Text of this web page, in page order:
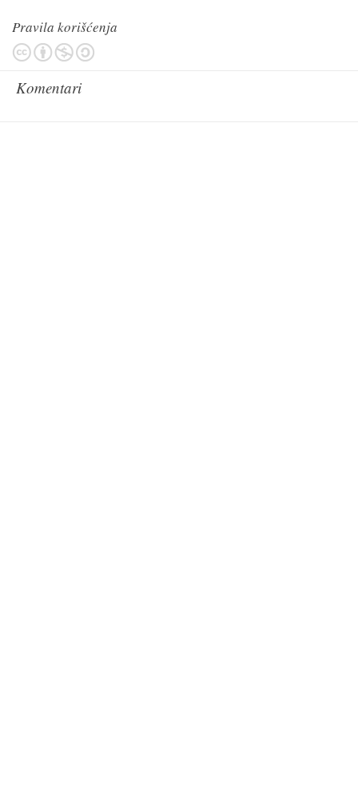
Pravila korišćenja
Komentari